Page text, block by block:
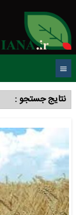
نتایج جستجو :